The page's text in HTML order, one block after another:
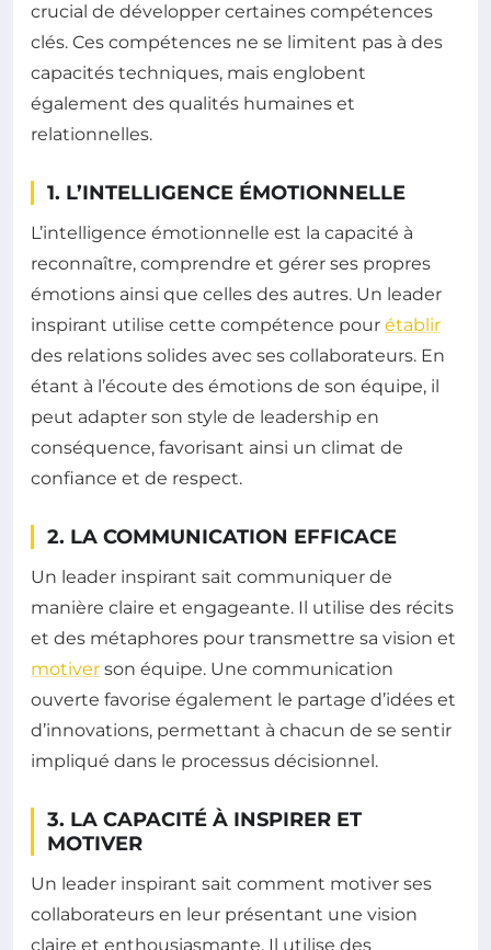
crucial de développer certaines compétences
clés. Ces compétences ne se limitent pas à des
capacités techniques, mais englobent
également des qualités humaines et
relationnelles.
1. L’INTELLIGENCE ÉMOTIONNELLE
L’intelligence émotionnelle est la capacité à
reconnaître, comprendre et gérer ses propres
émotions ainsi que celles des autres. Un leader
inspirant utilise cette compétence pour établir
des relations solides avec ses collaborateurs. En
étant à l’écoute des émotions de son équipe, il
peut adapter son style de leadership en
conséquence, favorisant ainsi un climat de
confiance et de respect.
2. LA COMMUNICATION EFFICACE
Un leader inspirant sait communiquer de
manière claire et engageante. Il utilise des récits
et des métaphores pour transmettre sa vision et
motiver son équipe. Une communication
ouverte favorise également le partage d’idées et
d’innovations, permettant à chacun de se sentir
impliqué dans le processus décisionnel.
3. LA CAPACITÉ À INSPIRER ET
MOTIVER
Un leader inspirant sait comment motiver ses
collaborateurs en leur présentant une vision
claire et enthousiasmante. Il utilise des